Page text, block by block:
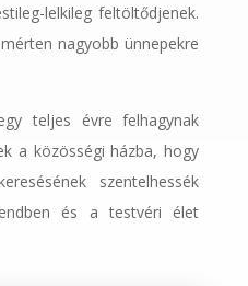
lelkileg feltöltődjenek.
nagyobb ünnepekre
teljes évre felhagynak
a közösségi házba, hogy
szentelhessék
és a testvéri élet